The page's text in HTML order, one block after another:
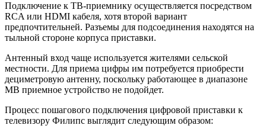
Подключение к ТВ-приемнику осуществляется посредством
RCA или HDMI кабеля, хотя второй вариант
предпочтительней. Разъемы для подсоединения находятся на
тыльной стороне корпуса приставки.
Антенный вход чаще используется жителями сельской
местности. Для приема цифры им потребуется приобрести
дециметровую антенну, поскольку работающее в диапазоне
МВ приемное устройство не подойдет.
Процесс пошагового подключения цифровой приставки к
телевизору Филипс выглядит следующим образом: